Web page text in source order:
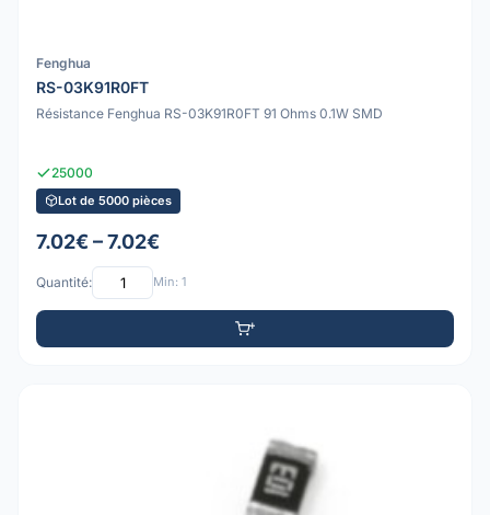
Fenghua
RS-03K91R0FT
Résistance Fenghua RS-03K91R0FT 91 Ohms 0.1W SMD
25000
Lot de 5000 pièces
7.02€ – 7.02€
Quantité: Min: 1